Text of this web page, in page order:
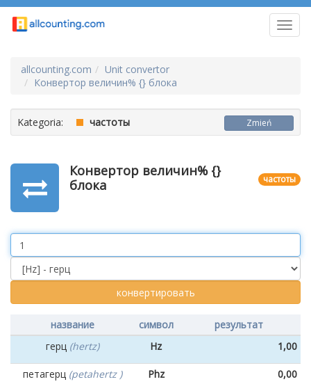
allcounting.com
Unit convertor
Конвертор величин% {} блока
Kategoria: частоты Zmień
частоты
Конвертор величин% {}
блока
Value
Unit
название символ
результат
герц (hertz) Hz 1,00
петагерц (petahertz ) Phz 0,00